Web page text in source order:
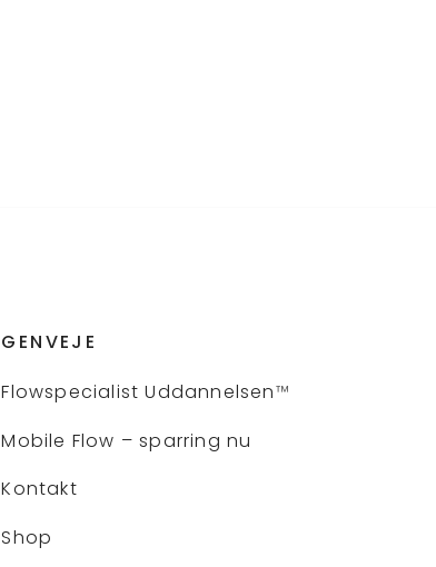
GENVEJE
Flowspecialist Uddannelsen™
Mobile Flow – sparring nu
Kontakt
Shop